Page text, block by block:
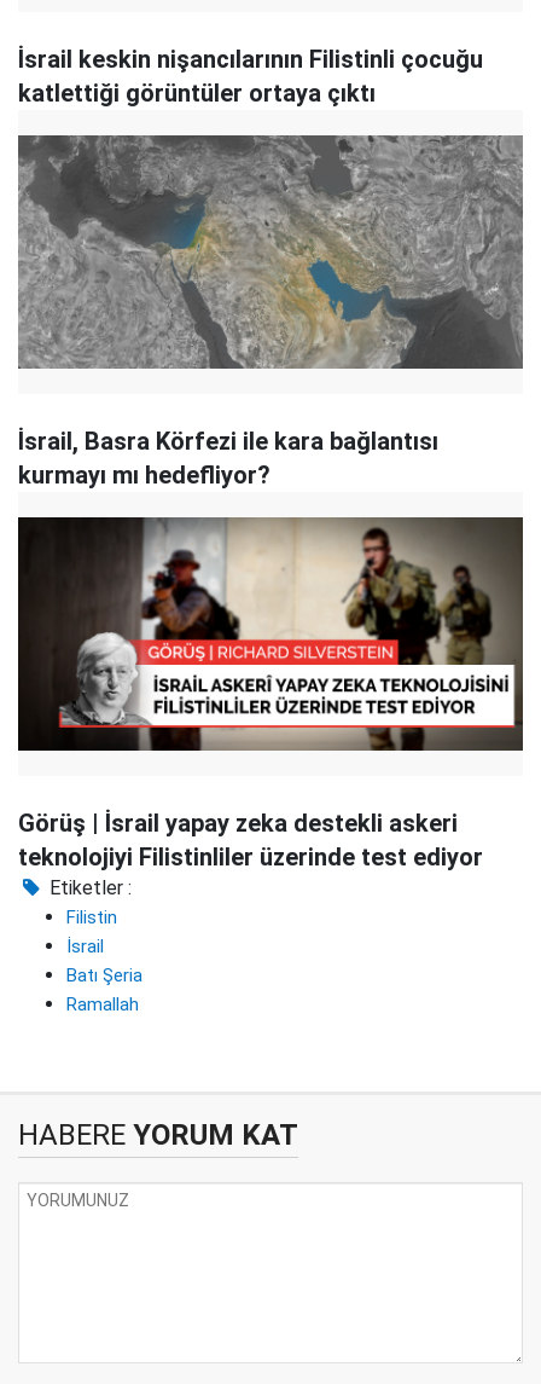
İsrail keskin nişancılarının Filistinli çocuğu
katlettiği görüntüler ortaya çıktı
İsrail, Basra Körfezi ile kara bağlantısı
kurmayı mı hedefliyor?
Görüş | İsrail yapay zeka destekli askeri
teknolojiyi Filistinliler üzerinde test ediyor
Etiketler :
Filistin
İsrail
Batı Şeria
Ramallah
HABERE YORUM KAT